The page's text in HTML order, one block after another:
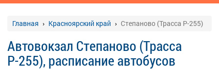
Главная Красноярский край Степаново (Трасса Р-255)
Автовокзал Степаново (Трасса
Р-255), расписание автобусов